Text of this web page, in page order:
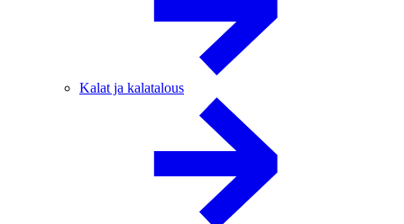
Kalat ja kalatalous